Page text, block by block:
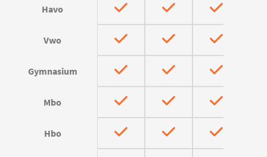
Havo
Vwo
Gymnasium
Mbo
Hbo